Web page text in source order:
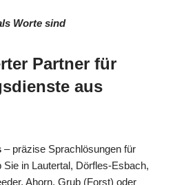
Worte sind
Partner für
aus
– präzise Sprachlösungen für
Sie in Lautertal, Dörfles-Esbach,
Ahorn, Grub (Forst) oder